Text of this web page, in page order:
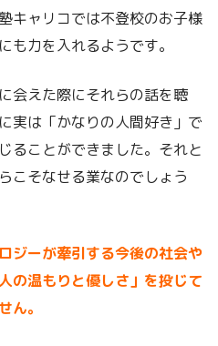
キャリコでは不登校のお子様
も力を入れるようです。
会えた際にそれらの話を聴
実は「かなりの人間好き」で
ることができました。それと
こそなせる業なのでしょう
ジーが牽引する今後の社会や
の温もりと優しさ」を投じて
ん。